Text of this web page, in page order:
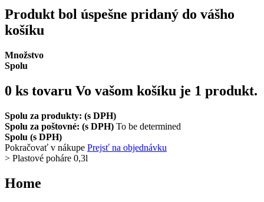
Produkt bol úspešne pridaný do vášho
košíku
Množstvo
Spolu
0 ks tovaru Vo vašom košíku je 1 produkt.
Spolu za produkty: (s DPH)
Spolu za poštovné: (s DPH) To be determined
Spolu (s DPH)
Pokračovať v nákupe Prejsť na objednávku
> Plastové poháre 0,3l
Home